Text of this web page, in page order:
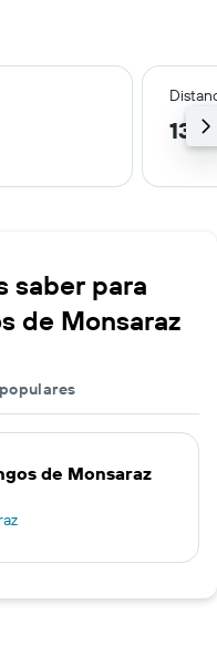
saber para
de Monsaraz
de Monsaraz